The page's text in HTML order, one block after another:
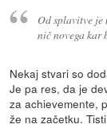
Od splavitve
nič novega kar
Nekaj stvari so
Je pa res, da je
za achievemente,
že na začetku.